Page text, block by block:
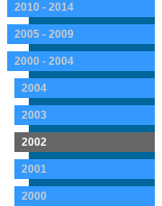
2010 - 2014
2005 - 2009
2000 - 2004
2004
2003
2002
2001
2000